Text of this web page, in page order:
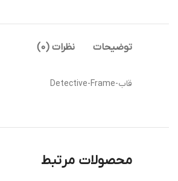
توضیحات نظرات (0)
قاب-Detective-Frame
محصولات مرتبط